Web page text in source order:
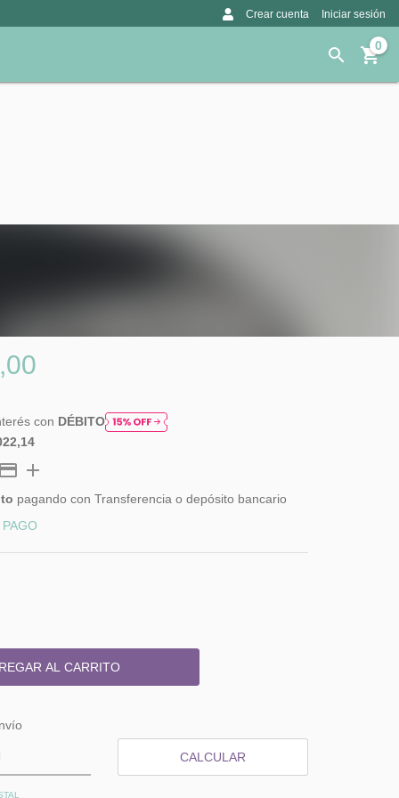
Crear cuenta Iniciar sesión
0
con DÉBITO
pagando con Transferencia o depósito bancario
CALCULAR